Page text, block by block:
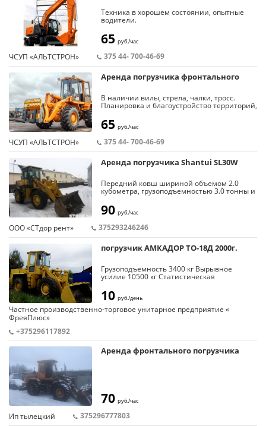
Техника в хорошем состоянии, опытные
водители.
65 руб./час
ЧСУП «АЛЬТСТРОН» 375 44- 700-46-69
Аренда погрузчика фронтального
В наличии вилы, стрела, чалки, тросс.
Планировка и благоустройство территорий,
все виды земляных работ, вывоз
строительного мусора и прочее.
Опытный водитель.
65 руб./час
ЧСУП «АЛЬТСТРОН» 375 44- 700-46-69
Аренда погрузчика Shantui SL30W
Передний ковш шириной объемом 2.0
кубометра, грузоподъемностью 3.0 тонны и
способен быстро загружать и выгружать
любые объемы грунта в самосвалы, при
подъеме ковша на высоту 3.1 метра.
высокой скоростью (до 40 км в час)
самостоятельно доехать до места
проведения работ.
90 руб./час
ООО «СТдор рент» 375293246246
погрузчик АМКАДОР ТО-18Д 2000г.
Грузоподъемность 3400 кг Вырывное
усилие 10500 кг Статистическая
опрокидывающая нагрузка в сложенном
положении (±40) 7000 кг Механизм
поворотного ковша Z-образный
Номинальная вместимость основного
ковша 1,9 м3 Ширина режущей кромки
10 руб./день
Частное производственно-торговое унитарное предприятие «
ФреяПлюс»
+375296117892
Аренда фронтального погрузчика
70 руб./час
Ип тылецкий 375296777803